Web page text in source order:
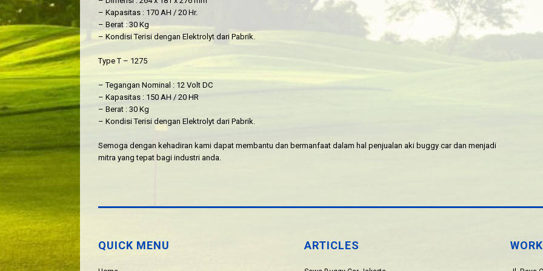
– Kapasitas : 170 AH / 20 Hr.
– Berat : 30 Kg
– Kondisi Terisi dengan Elektrolyt dari Pabrik.
Type T – 1275
– Tegangan Nominal : 12 Volt DC
– Kapasitas : 150 AH / 20 HR
– Berat : 30 Kg
– Kondisi Terisi dengan Elektrolyt dari Pabrik.
Semoga dengan kehadiran kami dapat membantu dan bermanfaat dalam hal penjualan aki buggy car dan menjadi
mitra yang tepat bagi industri anda.
QUICK MENU ARTICLES